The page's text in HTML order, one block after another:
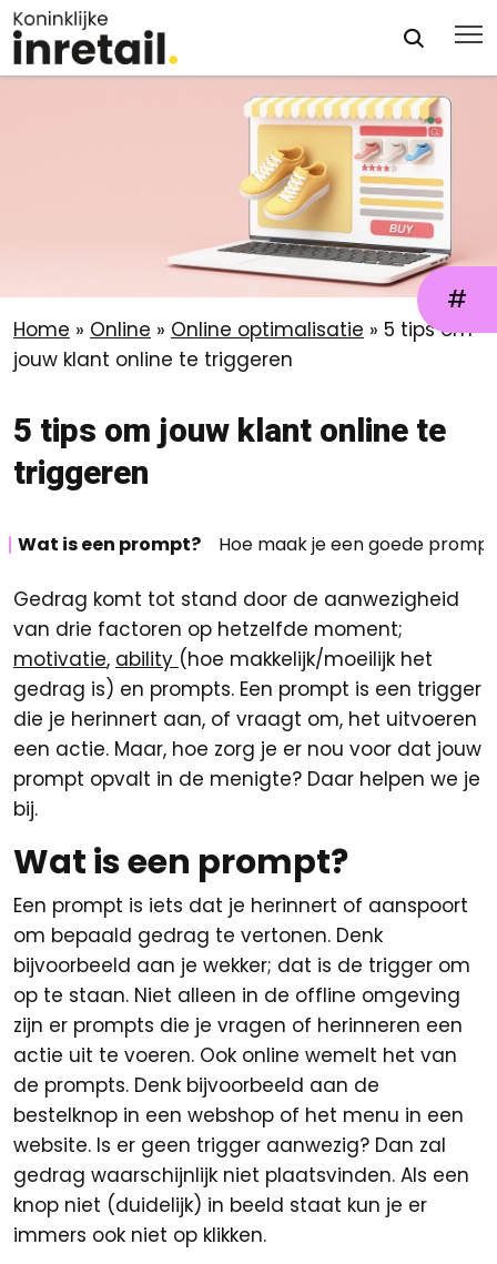
Home » Online » Online optimalisatie » 5 tips om
jouw klant online te triggeren
5 tips om jouw klant online te
triggeren
Gedrag komt tot stand door de aanwezigheid
van drie factoren op hetzelfde moment;
motivatie, ability (hoe makkelijk/moeilijk het
gedrag is) en prompts. Een prompt is een trigger
die je herinnert aan, of vraagt om, het uitvoeren
een actie. Maar, hoe zorg je er nou voor dat jouw
prompt opvalt in de menigte? Daar helpen we je
bij.
Wat is een prompt?
Een prompt is iets dat je herinnert of aanspoort
om bepaald gedrag te vertonen. Denk
bijvoorbeeld aan je wekker; dat is de trigger om
op te staan. Niet alleen in de offline omgeving
zijn er prompts die je vragen of herinneren een
actie uit te voeren. Ook online wemelt het van
de prompts. Denk bijvoorbeeld aan de
bestelknop in een webshop of het menu in een
website. Is er geen trigger aanwezig? Dan zal
gedrag waarschijnlijk niet plaatsvinden. Als een
knop niet (duidelijk) in beeld staat kun je er
immers ook niet op klikken.
Wat is een prompt? Hoe maak je een goede
#